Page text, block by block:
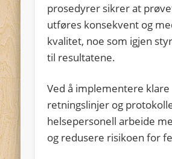
prosedyrer sikrer at
utføres konsekvent og
kvalitet, noe som igjen
til resultatene.
Ved å implementere klare
retningslinjer og
helsepersonell arbeide
og redusere risikoen for